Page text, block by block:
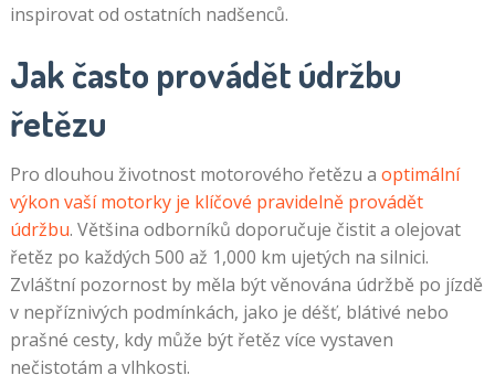
inspirovat od ostatních nadšenců.
Jak často provádět údržbu
řetězu
Pro dlouhou životnost motorového řetězu a optimální
výkon vaší motorky je klíčové pravidelně provádět
údržbu. Většina odborníků doporučuje čistit a olejovat
řetěz po každých 500 až 1,000 km ujetých na silnici.
Zvláštní pozornost by měla být věnována údržbě po jízdě
v nepříznivých podmínkách, jako je déšť, blátivé nebo
prašné cesty, kdy může být řetěz více vystaven
nečistotám a vlhkosti.